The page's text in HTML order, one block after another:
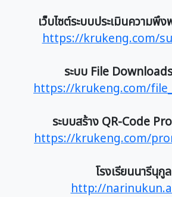
เว็บไซต์ระบบประเมินความพึ
https://krukeng.com/
ระบบ File
https://krukeng.com/
ระบบสร้าง QR-Code
https://krukeng.com/
โรงเรียนนารีนุกูล
http://